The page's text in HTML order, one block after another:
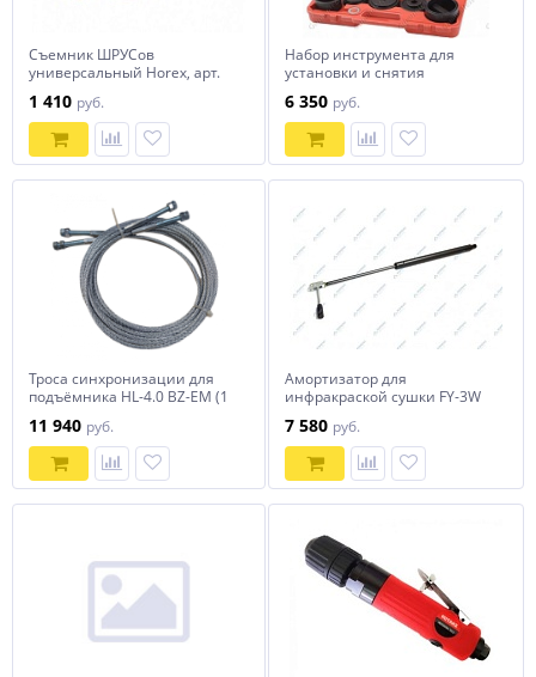
Съемник ШРУСов
универсальный Horex, арт.
1 410 руб.
Набор инструмента для
установки и снятия
арт. № HZ 25.1.109W horex
6 350 руб.
Троса синхронизации для
подъёмника HL-4.0 BZ-EM (1
11 940 руб.
Амортизатор для
инфракраской сушки FY-3W
7 580 руб.